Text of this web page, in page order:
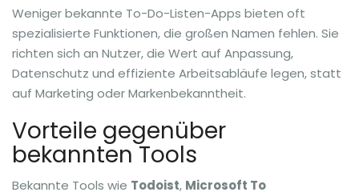
Weniger bekannte To-Do-Listen-Apps bieten oft
spezialisierte Funktionen, die großen Namen fehlen. Sie
richten sich an Nutzer, die Wert auf Anpassung,
Datenschutz und effiziente Arbeitsabläufe legen, statt
auf Marketing oder Markenbekanntheit.
Vorteile gegenüber
bekannten Tools
Bekannte Tools wie Todoist, Microsoft To